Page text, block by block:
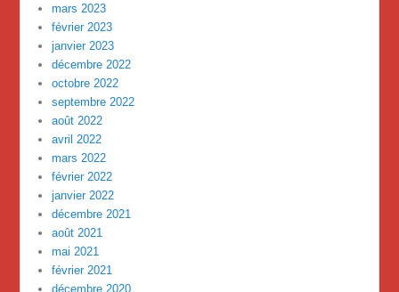
mars 2023
février 2023
janvier 2023
décembre 2022
octobre 2022
septembre 2022
août 2022
avril 2022
mars 2022
février 2022
janvier 2022
décembre 2021
août 2021
mai 2021
février 2021
décembre 2020